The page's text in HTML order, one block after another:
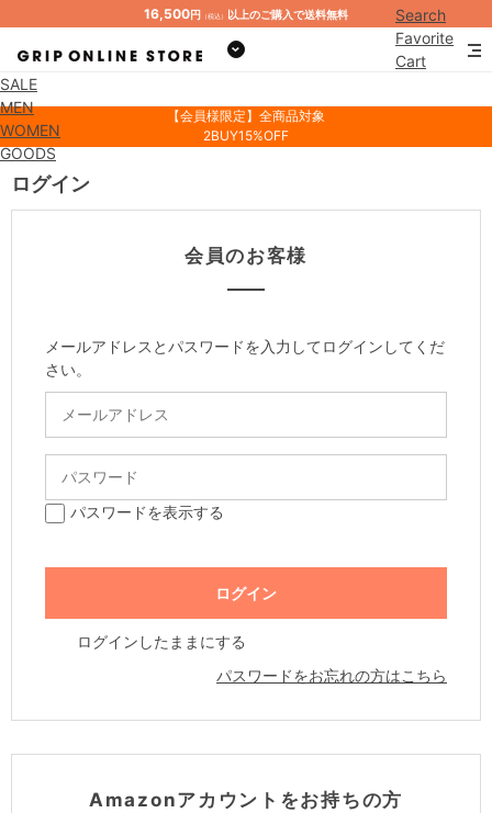
16,500円 （税込） 以上のご購入で送料無料
Search
Favorite
Cart
SALE
MEN
WOMEN
GOODS
【会員様限定】全商品対象
2BUY15%OFF
ログイン
会員のお客様
メールアドレスとパスワードを入力してログインしてくだ
さい。
パスワードを表示する
ログインしたままにする
パスワードをお忘れの方はこちら
Amazonアカウントをお持ちの方